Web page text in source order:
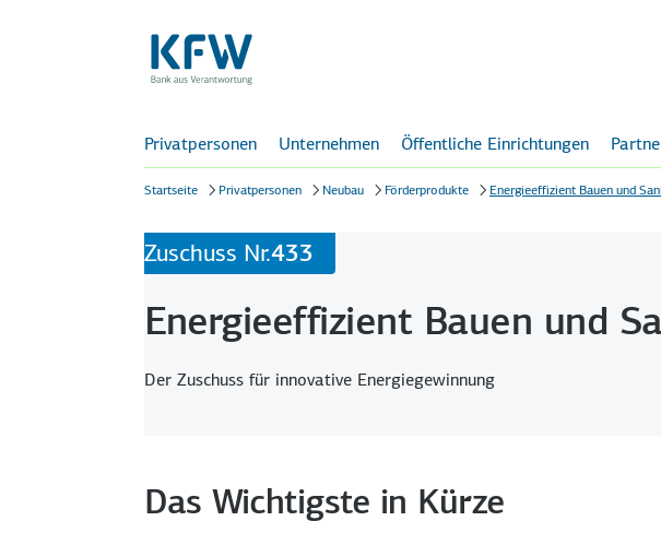
Privatpersonen Unternehmen Öffentliche Einrichtungen
Startseite Privatpersonen Neubau Förderprodukte Energieeffizient Bauen und
Zuschuss Nr.433
Energieeffizient Bauen und
Der Zuschuss für innovative Energiegewinnung
Das Wichtigste in Kürze